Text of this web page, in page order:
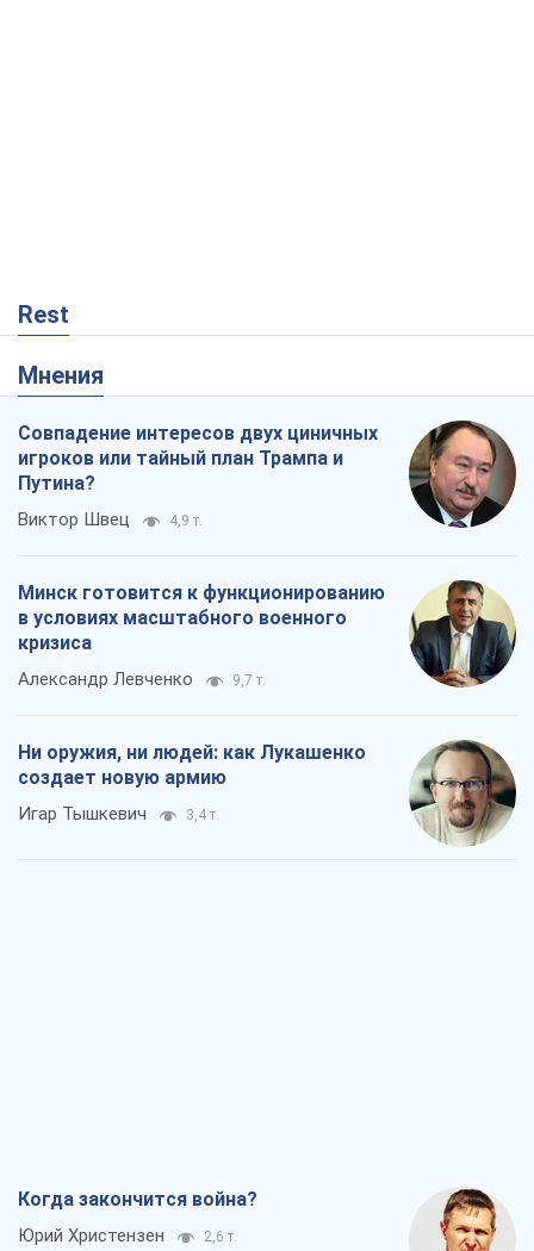
Rest
Мнения
Совпадение интересов двух циничных
игроков или тайный план Трампа и
Путина?
Виктор Швец 4,9 т.
Минск готовится к функционированию
в условиях масштабного военного
кризиса
Александр Левченко 9,7 т.
Ни оружия, ни людей: как Лукашенко
создает новую армию
Игар Тышкевич 3,4 т.
Когда закончится война?
Юрий Христензен 2,6 т.